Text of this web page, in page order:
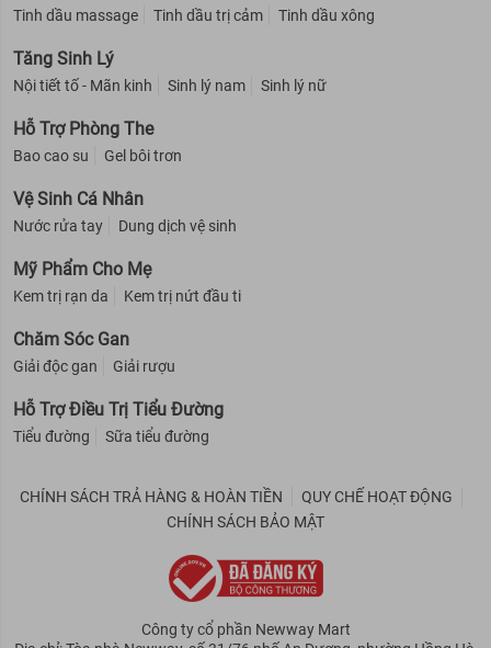
Tinh dầu massage Tinh dầu trị cảm Tinh dầu xông
Tăng Sinh Lý
Nội tiết tố - Mãn kinh Sinh lý nam Sinh lý nữ
Hỗ Trợ Phòng The
Bao cao su Gel bôi trơn
Vệ Sinh Cá Nhân
Nước rửa tay Dung dịch vệ sinh
Mỹ Phẩm Cho Mẹ
Kem trị rạn da Kem trị nứt đầu ti
Chăm Sóc Gan
Giải độc gan Giải rượu
Hỗ Trợ Điều Trị Tiểu Đường
Tiểu đường Sữa tiểu đường
CHÍNH SÁCH TRẢ HÀNG & HOÀN TIỀN
QUY CHẾ HOẠT ĐỘNG
CHÍNH SÁCH BẢO MẬT
Công ty cổ phần Newway Mart